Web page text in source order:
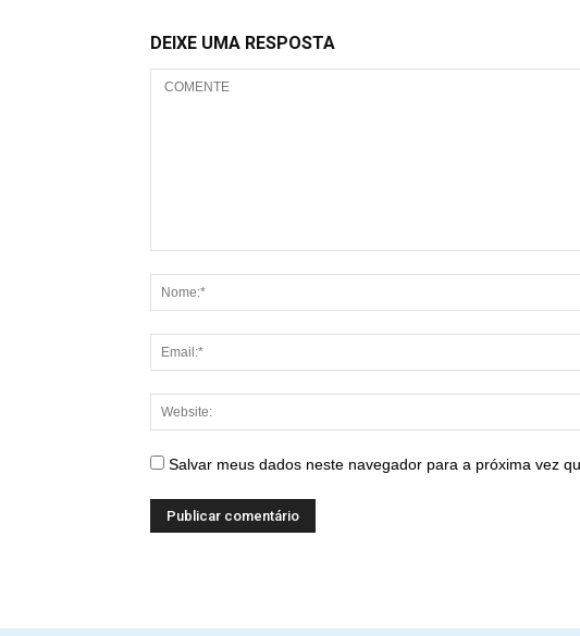
DEIXE UMA RESPOSTA
Salvar meus dados neste navegador para a próxima vez